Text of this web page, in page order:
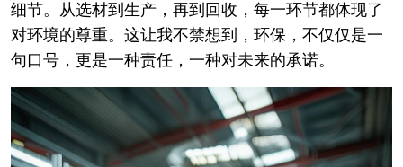
细节。从选材到生产，再到回收，每一环节都体现了
对环境的尊重。这让我不禁想到，环保，不仅仅是一
句口号，更是一种责任，一种对未来的承诺。